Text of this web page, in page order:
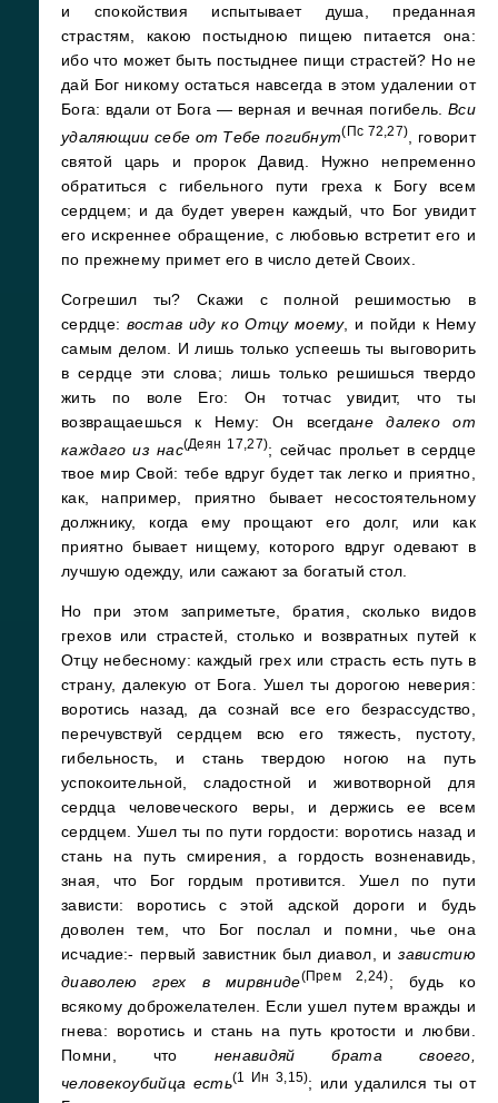
и спокойствия испытывает душа, преданная
страстям, какою постыдною пищею питается она:
ибо что может быть постыднее пищи страстей? Но не
дай Бог никому остаться навсегда в этом удалении от
Бога: вдали от Бога — верная и вечная погибель.Вси
удаляющии себе от Тебе погибнут(Пс 72,27)
, говорит
святой царь и пророк Давид. Нужно непременно
обратиться с гибельного пути греха к Богу всем
сердцем; и да будет уверен каждый, что Бог увидит
его искреннее обращение, с любовью встретит его и
по прежнему примет его в число детей Своих.
Согрешил ты? Скажи с полной решимостью в
сердце: востав иду ко Отцу моему, и пойди к Нему
самым делом. И лишь только успеешь ты выговорить
в сердце эти слова; лишь только решишься твердо
жить по воле Его: Он тотчас увидит, что ты
возвращаешься к Нему: Он всегдане далеко от
каждаго из нас(Деян 17,27); сейчас прольет в сердце
твое мир Свой: тебе вдруг будет так легко и приятно,
как, например, приятно бывает несостоятельному
должнику, когда ему прощают его долг, или как
приятно бывает нищему, которого вдруг одевают в
лучшую одежду, или сажают за богатый стол.
Но при этом заприметьте, братия, сколько видов
грехов или страстей, столько и возвратных путей к
Отцу небесному: каждый грех или страсть есть путь в
страну, далекую от Бога. Ушел ты дорогою неверия:
воротись назад, да сознай все его безрассудство,
перечувствуй сердцем всю его тяжесть, пустоту,
гибельность, и стань твердою ногою на путь
успокоительной, сладостной и животворной для
сердца человеческого веры, и держись ее всем
сердцем. Ушел ты по пути гордости: воротись назад и
стань на путь смирения, а гордость возненавидь,
зная, что Бог гордым противится. Ушел по пути
зависти: воротись с этой адской дороги и будь
доволен тем, что Бог послал и помни, чье она
исчадие:- первый завистник был диавол, и завистию
диаволею грех в мирвниде(Прем 2,24); будь ко
всякому доброжелателен. Если ушел путем вражды и
гнева: воротись и стань на путь кротости и любви.
Помни, что ненавидяй брата своего,
человекоубийца есть(1 Ин 3,15); или удалился ты от